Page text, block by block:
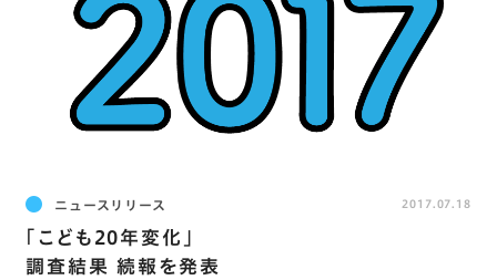
ニュースリリース
｢こども20年変化｣
調査結果 続報を発表
2017.07.18